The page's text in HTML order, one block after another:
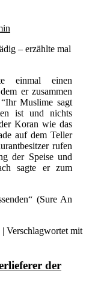
– erzählte mal
einmal einen
er zusammen
Muslime sagt
ist und nichts
Koran wie das
auf dem Teller
rufen
der Speise und
sagte er zum
(Sure An
| Verschlagwortet mit
der